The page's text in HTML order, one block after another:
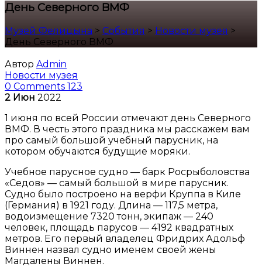
День Северного ВМФ
Музей Фелицына > События > Новости музея >
День Северного ВМФ
Автор Admin
Новости музея
0 Comments 123
2 Июн 2022
1 июня по всей России отмечают день Северного
ВМФ. В честь этого праздника мы расскажем вам
про самый большой учебный парусник, на
котором обучаются будущие моряки.
Учебное парусное судно — барк Росрыболовства
«Седов» — самый большой в мире парусник.
Судно было построено на верфи Круппа в Киле
(Германия) в 1921 году. Длина — 117,5 метра,
водоизмещение 7320 тонн, экипаж — 240
человек, площадь парусов — 4192 квадратных
метров. Его первый владелец Фридрих Адольф
Виннен назвал судно именем своей жены
Магдалены Виннен.